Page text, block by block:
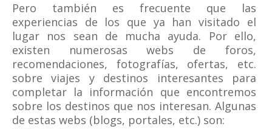
Pero también es frecuente que las
experiencias de los que ya han visitado el
lugar nos sean de mucha ayuda. Por ello,
existen numerosas webs de foros,
recomendaciones, fotografías, ofertas, etc.
sobre viajes y destinos interesantes para
completar la información que encontremos
sobre los destinos que nos interesan. Algunas
de estas webs (blogs, portales, etc.) son: